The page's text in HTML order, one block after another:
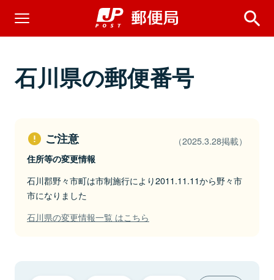
石川県の郵便番号
ご注意 （2025.3.28掲載）
住所等の変更情報
石川郡野々市町は市制施行により2011.11.11から野々市
市になりました
石川県の変更情報一覧 はこちら